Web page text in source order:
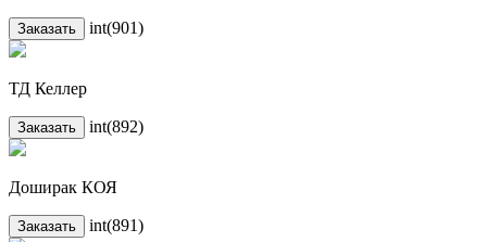
Заказать int(901)
ТД Келлер
Заказать int(892)
Доширак КОЯ
Заказать int(891)